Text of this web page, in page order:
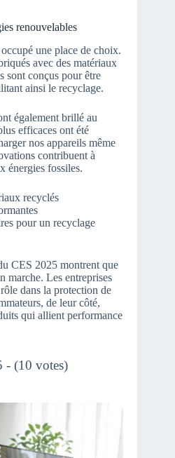
renouvelables
une place de choix.
avec des matériaux
sont conçus pour être
ainsi le recyclage.
également brillé au
efficaces ont été
nos appareils même
contribuent à
énergies fossiles.
recyclés
pour un recyclage
CES 2025 montrent que
marche. Les entreprises
dans la protection de
de leur côté,
qui allient performance
- (10 votes)